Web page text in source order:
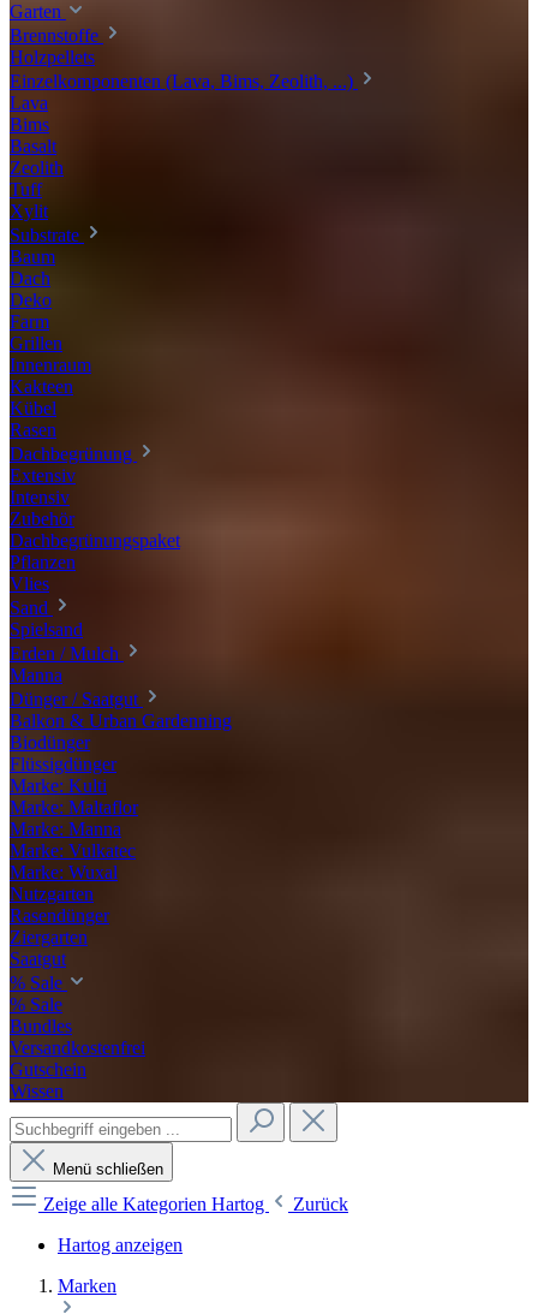
Garten
Brennstoffe
Holzpellets
Einzelkomponenten (Lava, Bims, Zeolith, ...)
Lava
Bims
Basalt
Zeolith
Tuff
Xylit
Substrate
Baum
Dach
Deko
Farm
Grillen
Innenraum
Kakteen
Kübel
Rasen
Dachbegrünung
Extensiv
Intensiv
Zubehör
Dachbegrünungspaket
Pflanzen
Vlies
Sand
Spielsand
Erden / Mulch
Manna
Dünger / Saatgut
Balkon & Urban Gardenning
Biodünger
Flüssigdünger
Marke: Kulti
Marke: Maltaflor
Marke: Manna
Marke: Vulkatec
Marke: Wuxal
Nutzgarten
Rasendünger
Ziergarten
Saatgut
% Sale
% Sale
Bundles
Versandkostenfrei
Gutschein
Wissen
Menü schließen
Zeige alle Kategorien Hartog
Zurück
Hartog anzeigen
Marken